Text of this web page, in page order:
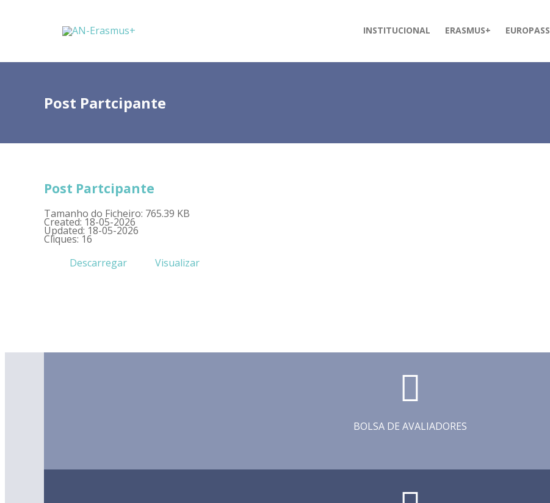
INSTITUCIONAL ERASMUS+ EUROPASS
Post Partcipante
Post Partcipante
Tamanho do Ficheiro: 765.39 KB
Created: 18-05-2026
Updated: 18-05-2026
Cliques: 16
Descarregar
Visualizar
BOLSA DE AVALIADORES